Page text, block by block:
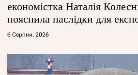
економістка Наталія
пояснила наслідки для
6 Серпня, 2026